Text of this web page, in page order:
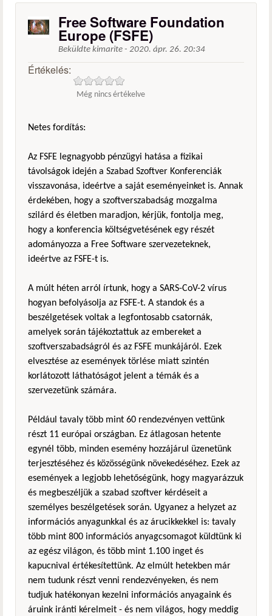
Free Software Foundation
Europe (FSFE)
Beküldte kimarite - 2020. ápr. 26. 20:34
Értékelés:
Még nincs értékelve
Netes fordítás:
Az FSFE legnagyobb pénzügyi hatása a fizikai
távolságok idején a Szabad Szoftver Konferenciák
visszavonása, ideértve a saját eseményeinket is. Annak
érdekében, hogy a szoftverszabadság mozgalma
szilárd és életben maradjon, kérjük, fontolja meg,
hogy a konferencia költségvetésének egy részét
adományozza a Free Software szervezeteknek,
ideértve az FSFE-t is.
A múlt héten arról írtunk, hogy a SARS-CoV-2 vírus
hogyan befolyásolja az FSFE-t. A standok és a
beszélgetések voltak a legfontosabb csatornák,
amelyek során tájékoztattuk az embereket a
szoftverszabadságról és az FSFE munkájáról. Ezek
elvesztése az események törlése miatt szintén
korlátozott láthatóságot jelent a témák és a
szervezetünk számára.
Például tavaly több mint 60 rendezvényen vettünk
részt 11 európai országban. Ez átlagosan hetente
egynél több, minden esemény hozzájárul üzenetünk
terjesztéséhez és közösségünk növekedéséhez. Ezek az
események a legjobb lehetőségünk, hogy magyarázzuk
és megbeszéljük a szabad szoftver kérdéseit a
személyes beszélgetések során. Ugyanez a helyzet az
információs anyagunkkal és az árucikkekkel is: tavaly
több mint 800 információs anyagcsomagot küldtünk ki
az egész világon, és több mint 1.100 inget és
kapucnival értékesítettünk. Az elmúlt hetekben már
nem tudunk részt venni rendezvényeken, és nem
tudjuk hatékonyan kezelni információs anyagaink és
áruink iránti kérelmeit - és nem világos, hogy meddig